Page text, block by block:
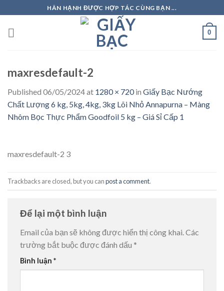
to
content
HÂN HẠNH ĐƯỢC HỢP TÁC CÙNG BẠN ...
0
maxresdefault-2
Published 06/05/2024at 1280 × 720in Giấy Bạc Nướng
Chất Lượng 6 kg, 5kg, 4kg, 3kg Lõi Nhỏ Annapurna – Màng
Nhôm Bọc Thực Phẩm Goodfoil 5 kg – Giá Sỉ Cấp 1
maxresdefault-2 3
Trackbacks are closed, but you canpost a comment.
Để lại một bình luận
Email của bạn sẽ không được hiển thị công khai.Các
trường bắt buộc được đánh dấu *
Bình luận *